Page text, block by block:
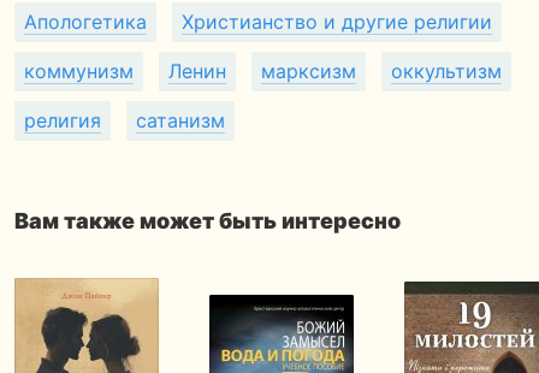
Апологетика Христианство и другие религии
коммунизм Ленин марксизм оккультизм
религия сатанизм
Вам также может быть интересно